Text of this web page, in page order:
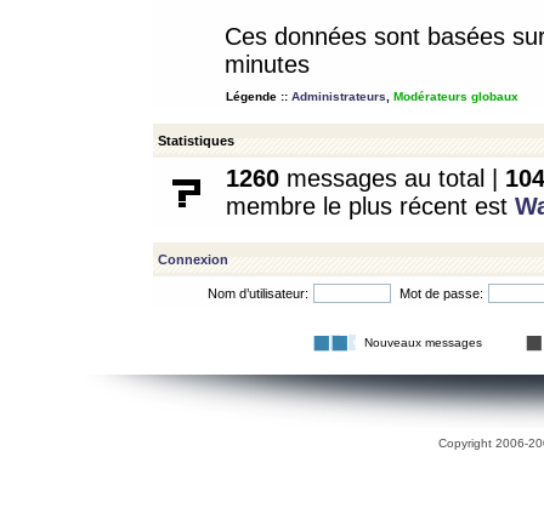
Ces données sont basées
minutes
Légende :: Administrateurs Modérateurs globaux
Statistiques
1260 messages au total | 104
membre le plus récent est
Connexion
Nom d’utilisateur: Mot de passe:
Nouveaux messages
Copyright 2006-